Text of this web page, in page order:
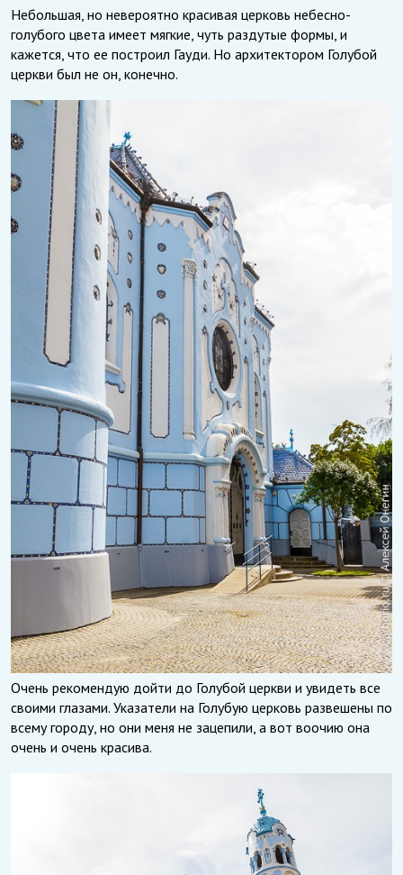
Небольшая, но невероятно красивая церковь небесно-
голубого цвета имеет мягкие, чуть раздутые формы, и
кажется, что ее построил Гауди. Но архитектором Голубой
церкви был не он, конечно.
Очень рекомендую дойти до Голубой церкви и увидеть все
своими глазами. Указатели на Голубую церковь развешены по
всему городу, но они меня не зацепили, а вот воочию она
очень и очень красива.